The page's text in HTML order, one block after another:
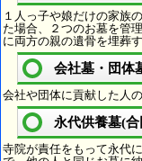
１人っ子や娘だけの家族
た場合、２つのお墓を管
に両方の親の遺骨を埋葬
会社墓・団体
会社や団体に貢献した人
永代供養墓(
寺院が責任をもって永代